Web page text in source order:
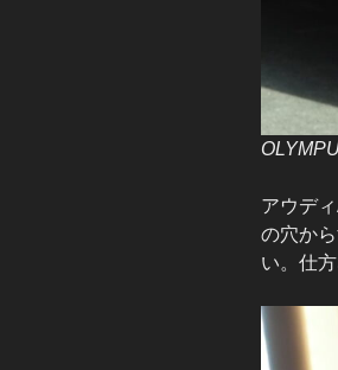
アウデ
の穴か
い。仕